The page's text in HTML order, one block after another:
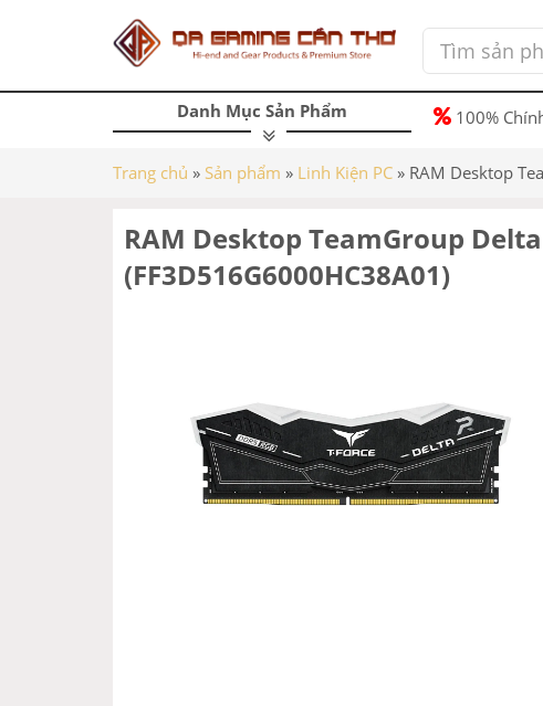
Danh Mục Sản Phẩm 100%
Trang chủ » Sản phẩm » Linh Kiện PC » RAM Desktop
RAM Desktop TeamGroup Delta
(FF3D516G6000HC38A01)